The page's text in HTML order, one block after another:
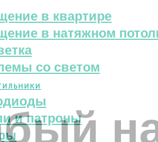
в квартире
в натяжном
со светом
и патроны